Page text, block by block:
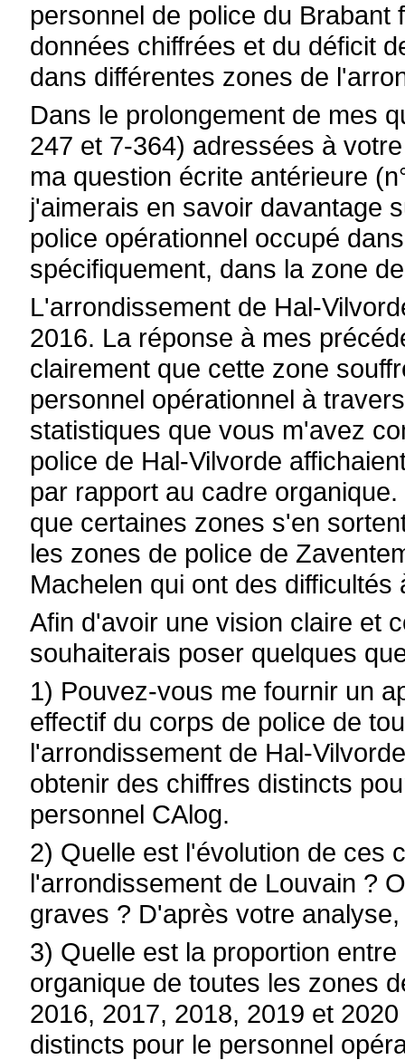
personnel de police du
données chiffrées et du déficit
dans différentes zones de
Dans le prolongement de mes
247 et 7-364) adressées à
ma question écrite antérieure
j'aimerais en savoir davantage
police opérationnel occupé
spécifiquement, dans la zone
L'arrondissement de Hal-
2016. La réponse à mes
clairement que cette zone
personnel opérationnel à
statistiques que vous m'avez
police de Hal-Vilvorde
par rapport au cadre
que certaines zones s'en
les zones de police de
Machelen qui ont des
Afin d'avoir une vision claire et
souhaiterais poser quelques
1) Pouvez-vous me fournir un
effectif du corps de police de
l'arrondissement de Hal-
obtenir des chiffres distincts
personnel CAlog.
2) Quelle est l'évolution de ces
l'arrondissement de Louvain ?
graves ? D'après votre
3) Quelle est la proportion
organique de toutes les zones
2016, 2017, 2018, 2019 et
distincts pour le personnel